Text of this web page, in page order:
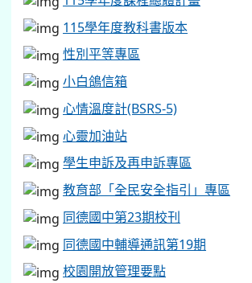
115學年度教科書版本
性別平等專區
小白鴿信箱
心情溫度計(BSRS-5)
心靈加油站
學生申訴及再申訴專區
教育部「全民安全指引」專區
同德國中第23期校刊
同德國中輔導通訊第19期
校園開放管理要點